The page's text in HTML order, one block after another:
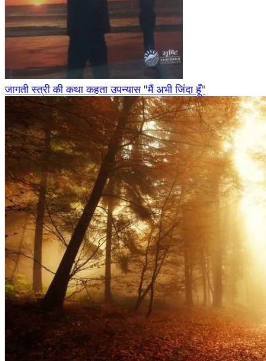
जागती स्त्री की कथा कहता उपन्यास "मैं अभी जिंदा हूँ"